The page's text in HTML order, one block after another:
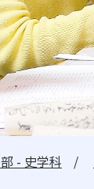
- 史学科